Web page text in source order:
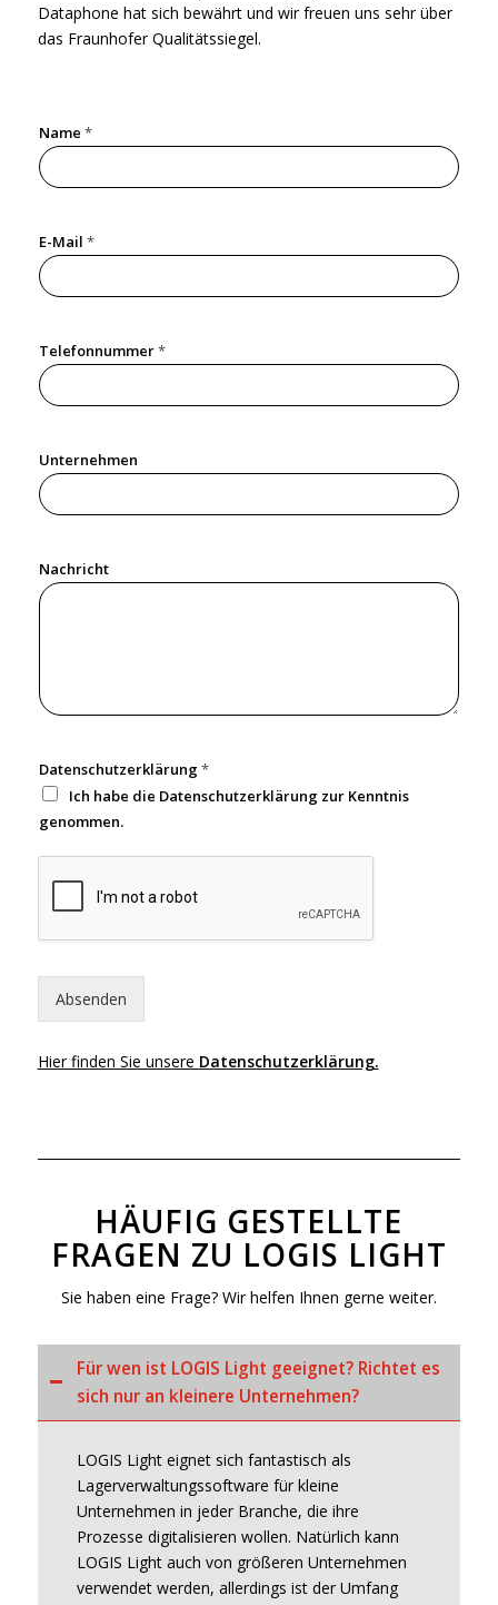
Dataphone hat sich bewährt und wir freuen uns sehr über
das Fraunhofer Qualitätssiegel.
Name *
E-Mail *
e
l
e
n
u
m
m
*
N
a
Telefonnummer*
Unternehmen
Nachricht
Datenschutzerklärung *
Ich habe die Datenschutzerklärung zur Kenntnis
genommen.
Absenden
Hier finden Sie unsere Datenschutzerklärung.
HÄUFIG GESTELLTE
FRAGEN ZU LOGIS LIGHT
Sie haben eine Frage? Wir helfen Ihnen gerne weiter.
Für wen ist LOGIS Light geeignet? Richtet es
sich nur an kleinere Unternehmen?
LOGIS Light eignet sich fantastisch als
Lagerverwaltungssoftware für kleine
Unternehmen in jeder Branche, die ihre
Prozesse digitalisieren wollen. Natürlich kann
LOGIS Light auch von größeren Unternehmen
verwendet werden, allerdings ist der Umfang